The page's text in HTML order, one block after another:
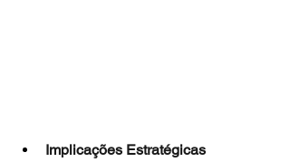
Implicações Estratégicas